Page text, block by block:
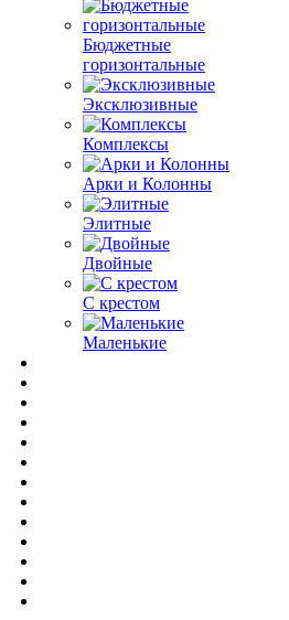
Бюджетные
горизонтальные
Эксклюзивные
Комплексы
Арки и Колонны
Элитные
Двойные
С крестом
Маленькие